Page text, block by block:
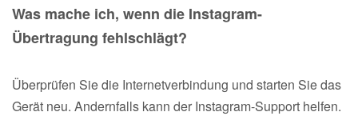
Was mache ich, wenn die Instagram-
Übertragung fehlschlägt?
Überprüfen Sie die Internetverbindung und starten Sie das
Gerät neu. Andernfalls kann der Instagram-Support helfen.